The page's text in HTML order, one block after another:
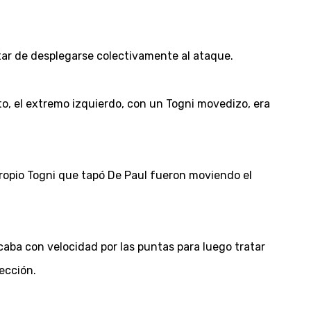
de desplegarse colectivamente al ataque.
el extremo izquierdo, con un Togni movedizo, era
Togni que tapó De Paul fueron moviendo el
con velocidad por las puntas para luego tratar